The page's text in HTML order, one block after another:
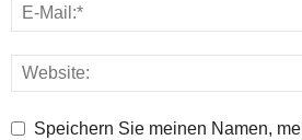
Speichern Sie meinen Namen,